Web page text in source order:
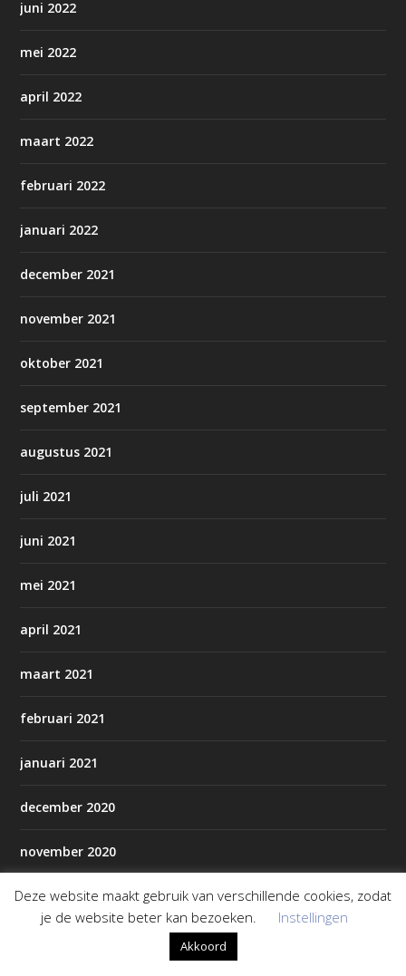
juni 2022
mei 2022
april 2022
maart 2022
februari 2022
januari 2022
december 2021
november 2021
oktober 2021
september 2021
augustus 2021
juli 2021
juni 2021
mei 2021
april 2021
maart 2021
februari 2021
januari 2021
december 2020
november 2020
oktober 2020
Deze website maakt gebruik van verschillende cookies, zodat
je de website beter kan bezoeken.
Instellingen
Akkoord